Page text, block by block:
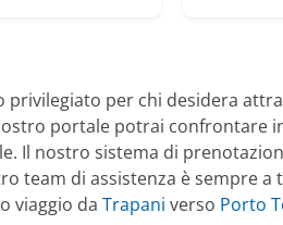
privilegiato per chi desidera
portale potrai confrontare
nostro sistema di
team di assistenza è sempre
viaggio da Trapani verso Porto